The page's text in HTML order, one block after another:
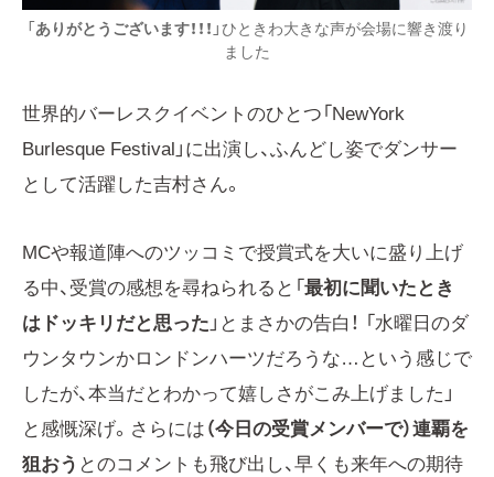
「 ありがとうございます！！！ 」ひときわ大きな声が会場に響き渡り
ました
世界的バーレスクイベントのひとつ「NewYork
Burlesque Festival」に出演し、ふんどし姿でダンサー
として活躍した吉村さん。
MCや報道陣へのツッコミで授賞式を大いに盛り上げ
る中、受賞の感想を尋ねられると「 最初に聞いたとき
はドッキリだと思った 」とまさかの告白！ 「水曜日のダ
ウンタウンかロンドンハーツだろうな…という感じで
したが、本当だとわかって嬉しさがこみ上げました」
と感慨深げ。さらには （今日の受賞メンバーで）連覇を
狙おう とのコメントも飛び出し、早くも来年への期待